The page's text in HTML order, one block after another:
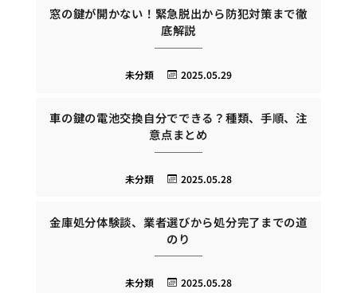
窓の鍵が開かない！緊急脱出から防犯対策まで徹
底解説
2025.05.29
未分類
車の鍵の電池交換自分でできる？種類、手順、注
意点まとめ
2025.05.28
未分類
金庫処分体験談、業者選びから処分完了までの道
のり
2025.05.28
未分類